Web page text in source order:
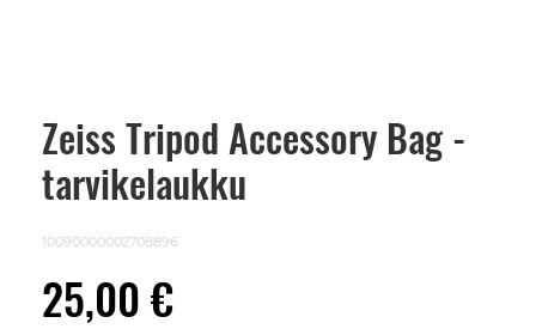
Zeiss Tripod Accessory Bag -
tarvikelaukku
10090000002708896
25,00 €
Skip
beginning
images